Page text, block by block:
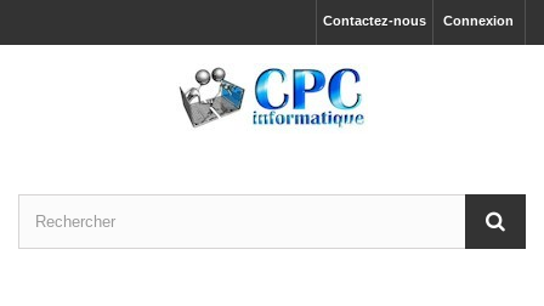
Connexion
Contactez-nous